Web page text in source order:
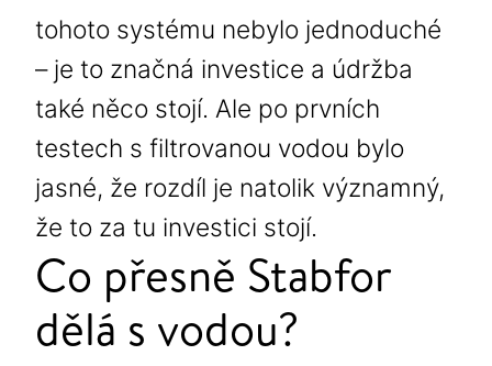
tohoto systému nebylo jednoduché
– je to značná investice a údržba
také něco stojí. Ale po prvních
testech s filtrovanou vodou bylo
jasné, že rozdíl je natolik významný,
že to za tu investici stojí.
Co přesně Stabfor
dělá s vodou?